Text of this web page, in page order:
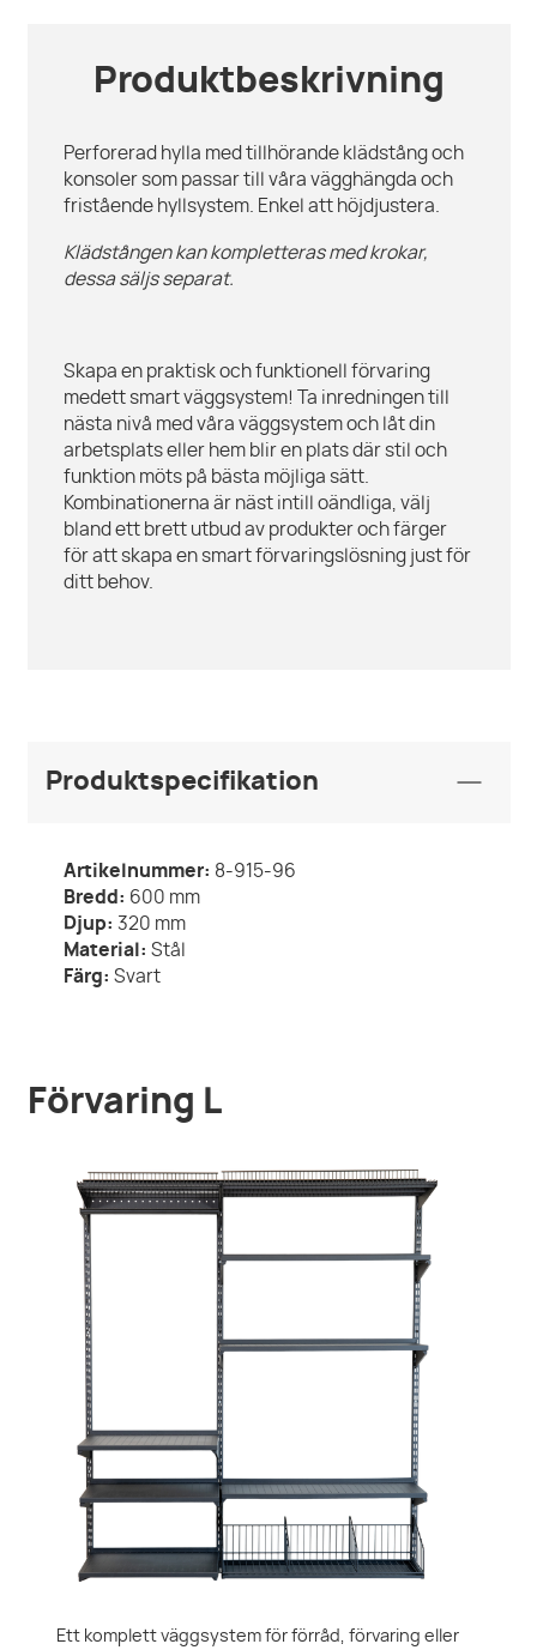
Produktbeskrivning
Perforerad hylla med tillhörande klädstång och
konsoler som passar till våra vägghängda och
fristående hyllsystem. Enkel att höjdjustera.
Klädstången kan kompletteras med krokar,
dessa säljs separat.
Skapa en praktisk och funktionell förvaring
medett smart väggsystem! Ta inredningen till
nästa nivå med våra väggsystem och låt din
arbetsplats eller hem blir en plats där stil och
funktion möts på bästa möjliga sätt.
Kombinationerna är näst intill oändliga, välj
bland ett brett utbud av produkter och färger
för att skapa en smart förvaringslösning just för
ditt behov.
Produktspecifikation
Artikelnummer: 8-915-96
Bredd: 600 mm
Djup: 320 mm
Material: Stål
Färg: Svart
Förvaring L
Ett komplett väggsystem för förråd, förvaring eller